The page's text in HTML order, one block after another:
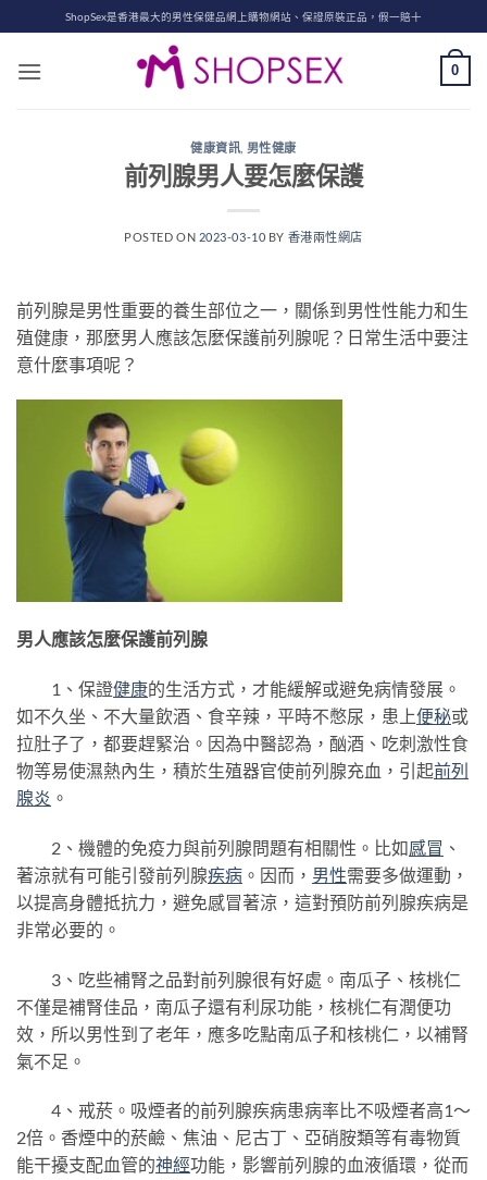
to
content
ShopSex是香港最大的男性保健品網上購物網站、保證原裝正品，假一賠十
0
健康資訊 男性健康
前列腺男人要怎麼保護
POSTED ON 2023-03-10 BY 香港兩性網店
前列腺是男性重要的養生部位之一，關係到男性性能力和生
殖健康，那麼男人應該怎麼保護前列腺呢？ 日常生活中要注
意什麼事項呢？
男人應該怎麼保護前列腺
1、保證健康的生活方式，才能緩解或避免病情發展。
如不久坐、不大量飲酒、食辛辣，平時不憋尿，患上便秘或
拉肚子了，都要趕緊治。因為中醫認為，酗酒、吃刺激性食
物等易使濕熱內生，積於生殖器官使前列腺充血，引起前列
腺炎 。
2、機體的免疫力與前列腺問題有相關性。比如感冒 、
著涼就有可能引發前列腺疾病 。因而， 男性需要多做運動，
以提高身體抵抗力，避免感冒著涼，這對預防前列腺疾病是
非常必要的。
3、吃些補腎之品對前列腺很有好處。南瓜子、核桃仁
不僅是補腎佳品，南瓜子還有利尿功能，核桃仁有潤便功
效，所以男性到了老年，應多吃點南瓜子和核桃仁，以補腎
氣不足。
4、戒菸。吸煙者的前列腺疾病患病率比不吸煙者高1～
2倍。香煙中的菸鹼、焦油、尼古丁、亞硝胺類等有毒物質
能干擾支配血管的神經功能，影響前列腺的血液循環，從而